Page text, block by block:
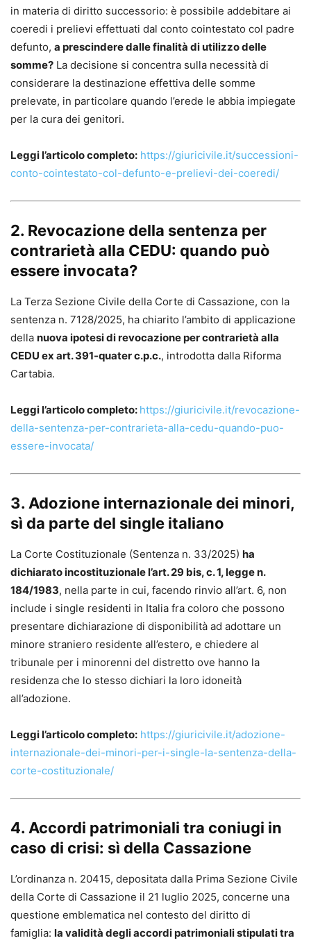
in materia di diritto successorio: è possibile addebitare ai
coeredi i prelievi effettuati dal conto cointestato col padre
defunto, a prescindere dalle finalità di utilizzo delle
somme? La decisione si concentra sulla necessità di
considerare la destinazione effettiva delle somme
prelevate, in particolare quando l’erede le abbia impiegate
per la cura dei genitori.
Leggi l’articolo completo: https://giuricivile.it/successioni-
conto-cointestato-col-defunto-e-prelievi-dei-coeredi/
2. Revocazione della sentenza per
contrarietà alla CEDU: quando può
essere invocata?
La Terza Sezione Civile della Corte di Cassazione, con la
sentenza n. 7128/2025, ha chiarito l’ambito di applicazione
della nuova ipotesi di revocazione per contrarietà alla
CEDU ex art. 391-quater c.p.c., introdotta dalla Riforma
Cartabia.
Leggi l’articolo completo: https://giuricivile.it/revocazione-
della-sentenza-per-contrarieta-alla-cedu-quando-puo-
essere-invocata/
3. Adozione internazionale dei minori,
sì da parte del single italiano
La Corte Costituzionale (Sentenza n. 33/2025) ha
dichiarato incostituzionale l’art. 29 bis, c. 1, legge n.
184/1983, nella parte in cui, facendo rinvio all’art. 6, non
include i single residenti in Italia fra coloro che possono
presentare dichiarazione di disponibilità ad adottare un
minore straniero residente all’estero, e chiedere al
tribunale per i minorenni del distretto ove hanno la
residenza che lo stesso dichiari la loro idoneità
all’adozione.
Leggi l’articolo completo: https://giuricivile.it/adozione-
internazionale-dei-minori-per-i-single-la-sentenza-della-
corte-costituzionale/
4. Accordi patrimoniali tra coniugi in
caso di crisi: sì della Cassazione
L’ordinanza n. 20415, depositata dalla Prima Sezione Civile
della Corte di Cassazione il 21 luglio 2025, concerne una
questione emblematica nel contesto del diritto di
famiglia: la validità degli accordi patrimoniali stipulati tra